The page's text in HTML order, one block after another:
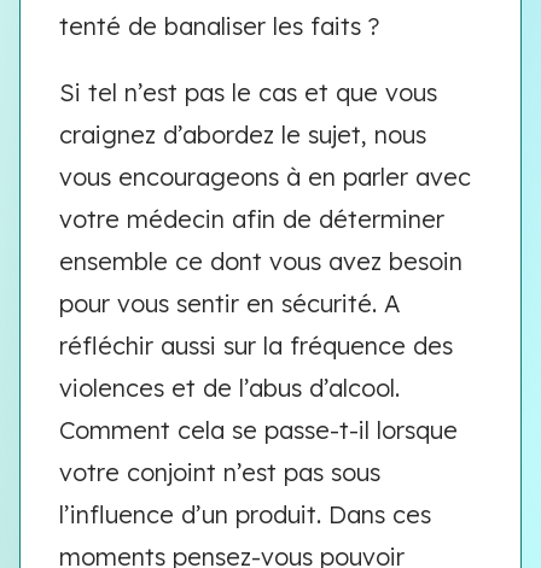
tenté de banaliser les faits ?
Si tel n’est pas le cas et que vous
craignez d’abordez le sujet, nous
vous encourageons à en parler avec
votre médecin afin de déterminer
ensemble ce dont vous avez besoin
pour vous sentir en sécurité. A
réfléchir aussi sur la fréquence des
violences et de l’abus d’alcool.
Comment cela se passe-t-il lorsque
votre conjoint n’est pas sous
l’influence d’un produit. Dans ces
moments pensez-vous pouvoir